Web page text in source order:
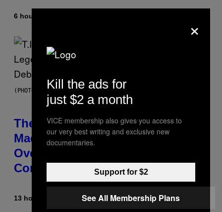
6 hours ago
(PHOTO BY JOHNNY NUNEZ/WIREIMAGE)
The 90s Hip-Hop Legend Who
Made T.I. Delay His Debut Album
Over 20 Years Ago: ‘I Definitely
Conceded’
13 hours ago Caleb Catlin
×
Kill the ads for
just $2 a month
VICE membership also gives you access to
our very best writing and exclusive new
documentaries.
Support for $2
See All Membership Plans